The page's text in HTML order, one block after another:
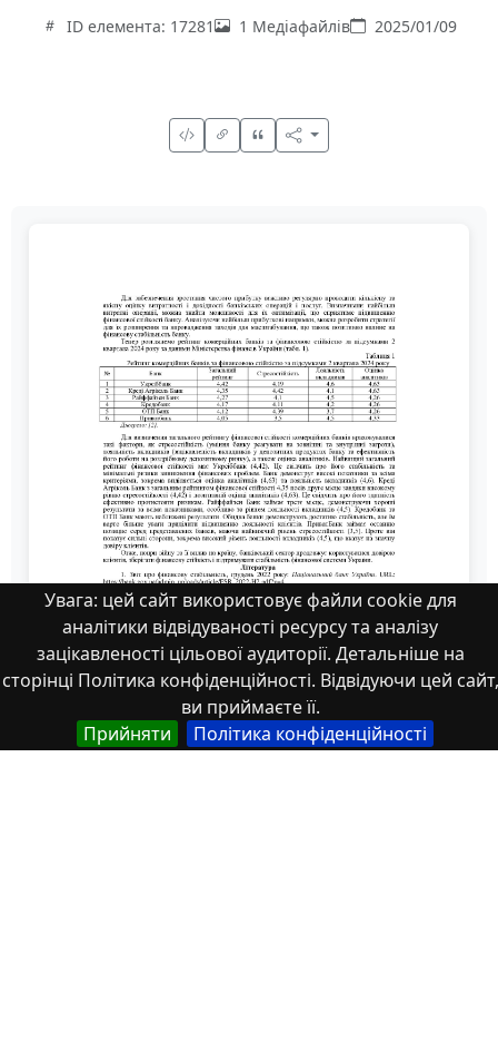
Увага: цей сайт використовує файли cookie для
аналітики відвідуваності ресурсу та аналізу
зацікавленості цільової аудиторії. Детальніше на
сторінці Політика конфіденційності. Відвідуючи цей сайт,
ви приймаєте її.
Прийняти
Політика конфіденційності
ID елемента: 17281 1 Медіафайлів 2025/01/09